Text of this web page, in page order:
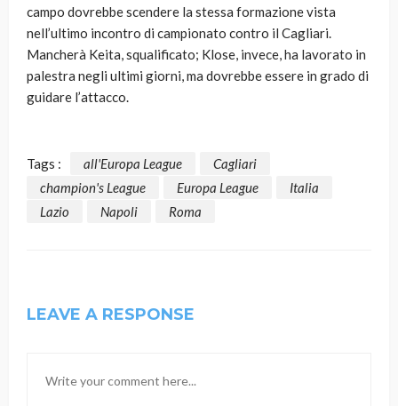
campo dovrebbe scendere la stessa formazione vista
nell’ultimo incontro di campionato contro il Cagliari.
Mancherà Keita, squalificato; Klose, invece, ha lavorato in
palestra negli ultimi giorni, ma dovrebbe essere in grado di
guidare l’attacco.
Tags : all'Europa League
Cagliari
champion's League
Europa League
Italia
Lazio
Napoli Roma
LEAVE A RESPONSE